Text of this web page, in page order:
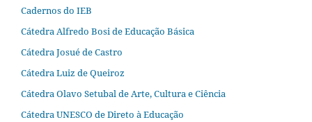
Cadernos do IEB
Cátedra Alfredo Bosi de Educação Básica
Cátedra Josué de Castro
Cátedra Luiz de Queiroz
Cátedra Olavo Setubal de Arte, Cultura e Ciência
Cátedra UNESCO de Direto à Educação